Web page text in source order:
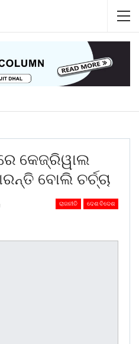
କେଜ୍ରିୱାଲ
ବୋଲି ଚର୍ଚ୍ଚା
ରାଜନୀତି ଦେଶ ବିଦେଶ